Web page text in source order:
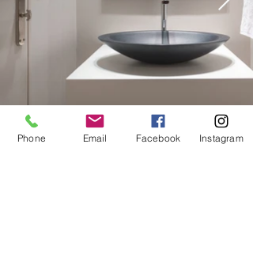
Phone Email Facebook Instagram